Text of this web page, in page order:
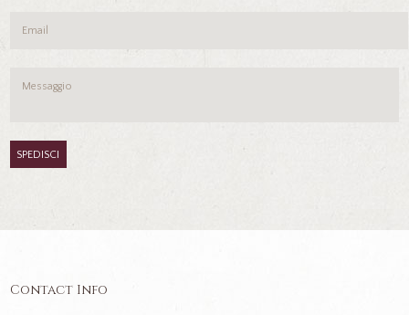
Contact Info